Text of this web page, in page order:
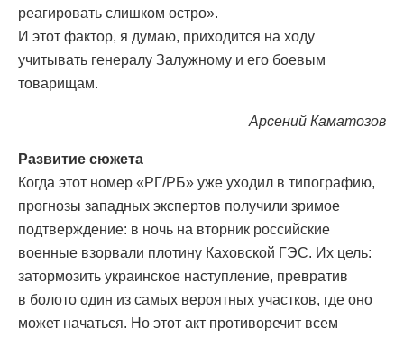
реагировать слишком остро».
И этот фактор, я думаю, приходится на ходу
учитывать генералу Залужному и его боевым
товарищам.
Арсений Каматозов
Развитие сюжета
Когда этот номер «РГ/РБ» уже уходил в типографию,
прогнозы западных экспертов получили зримое
подтверждение: в ночь на вторник российские
военные взорвали плотину Каховской ГЭС. Их цель:
затормозить украинское наступление, превратив
в болото один из самых вероятных участков, где оно
может начаться. Но этот акт противоречит всем